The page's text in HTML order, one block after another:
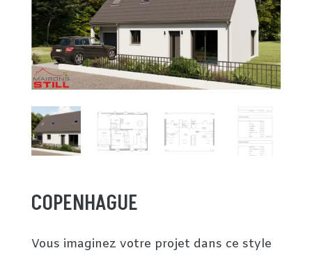
COPENHAGUE
Vous imaginez votre projet dans ce style